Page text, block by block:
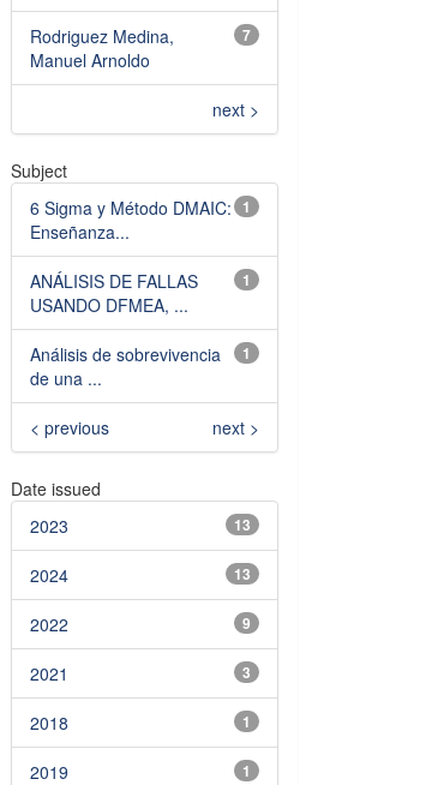
7
Rodriguez Medina,
Manuel Arnoldo
next >
Subject
1
6 Sigma y Método DMAIC:
Enseñanza...
1
ANÁLISIS DE FALLAS
USANDO DFMEA, ...
1
Análisis de sobrevivencia
de una ...
< previous next >
Date issued
13
2023
13
2024
9
2022
3
2021
1
2018
1
2019